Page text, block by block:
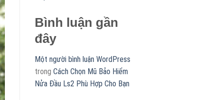
Bình luận gần
đây
Một người bình luận WordPress
trong Cách Chọn Mũ Bảo Hiểm
Nửa Đầu Ls2 Phù Hợp Cho Bạn